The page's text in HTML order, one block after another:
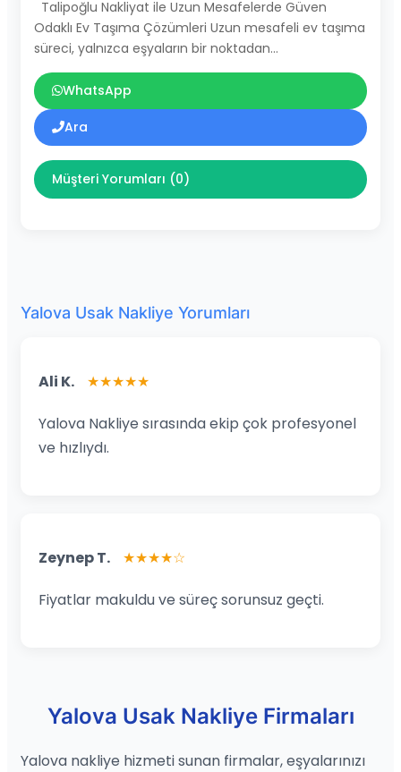
Talipoğlu Nakliyat ile Uzun Mesafelerde Güven
Odaklı Ev Taşıma Çözümleri Uzun mesafeli ev taşıma
süreci, yalnızca eşyaların bir noktadan…
WhatsApp
Ara
Müşteri Yorumları (0)
Yalova Usak Nakliye Yorumları
Ali K. ★★★★★
Yalova Nakliye sırasında ekip çok profesyonel
ve hızlıydı.
Zeynep T. ★★★★☆
Fiyatlar makuldu ve süreç sorunsuz geçti.
Yalova Usak Nakliye Firmaları
Yalova nakliye hizmeti sunan firmalar, eşyalarınızı